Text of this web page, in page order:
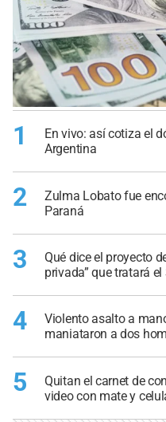
1
En vivo: así cotiza el
Argentina
2
Zulma Lobato fue
Paraná
3
Qué dice el proyecto
privada” que tratará
4
Violento asalto a
maniataron a dos
5
Quitan el carnet de
video con mate y